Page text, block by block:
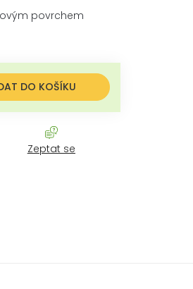
povrchem
DO KOŠÍKU
Zeptat se